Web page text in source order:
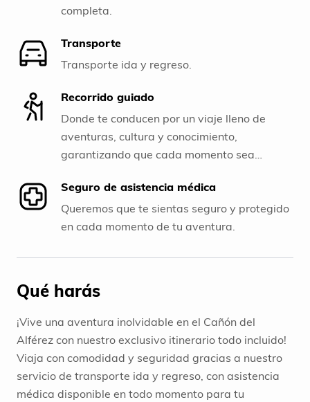
completa.
Transporte
Transporte ida y regreso.
Recorrido guiado
Donde te conducen por un viaje lleno de
aventuras, cultura y conocimiento,
garantizando que cada momento sea
Seguro de asistencia médica
Queremos que te sientas seguro y protegido
en cada momento de tu aventura.
Qué harás
¡Vive una aventura inolvidable en el Cañón del
Alférez con nuestro exclusivo itinerario todo incluido!
Viaja con comodidad y seguridad gracias a nuestro
servicio de transporte ida y regreso, con asistencia
médica disponible en todo momento para tu